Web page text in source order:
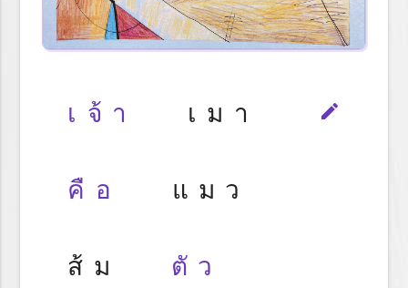
edit
เจ้า เมา
คือ แมว
ส้ม ตัว